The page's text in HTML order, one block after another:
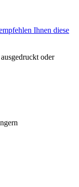
Ihnen diese
oder